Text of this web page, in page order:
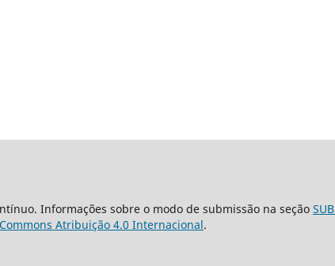
Informações sobre o modo de submissão na seção
Atribuição 4.0 Internacional.